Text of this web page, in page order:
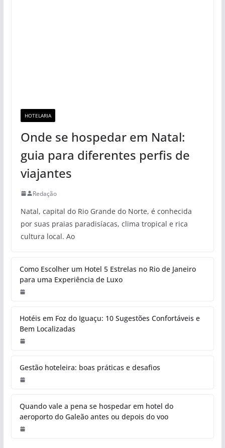
HOTELARIA
Onde se hospedar em Natal:
guia para diferentes perfis de
viajantes
Redação
Natal, capital do Rio Grande do Norte, é conhecida
por suas praias paradisíacas, clima tropical e rica
cultura local. Ao
Como Escolher um Hotel 5 Estrelas no Rio de Janeiro
para uma Experiência de Luxo
Hotéis em Foz do Iguaçu: 10 Sugestões Confortáveis e
Bem Localizadas
Gestão hoteleira: boas práticas e desafios
Quando vale a pena se hospedar em hotel do
aeroporto do Galeão antes ou depois do voo